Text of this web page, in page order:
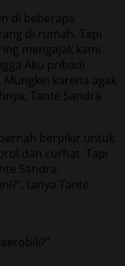
di beberapa
di rumah. Tapi
mengajak kami
Aku pribadi
karena agak
Tante Sandra
berpikir untuk
dan curhat. Tapi
Sandra.
tanya Tante